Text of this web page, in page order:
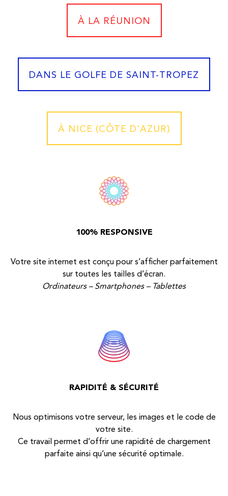
À LA RÉUNION
DANS LE GOLFE DE SAINT-TROPEZ
À NICE (CÔTE D'AZUR)
100% RESPONSIVE
Votre site internet est conçu pour s’afficher parfaitement
sur toutes les tailles d’écran.
Ordinateurs – Smartphones – Tablettes
RAPIDITÉ & SÉCURITÉ
Nous optimisons votre serveur, les images et le code de
votre site.
Ce travail permet d’offrir une rapidité de chargement
parfaite ainsi qu’une sécurité optimale.